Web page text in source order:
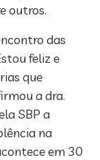
outros.
das
feliz e
que
a dra.
SBP a
na
em 30